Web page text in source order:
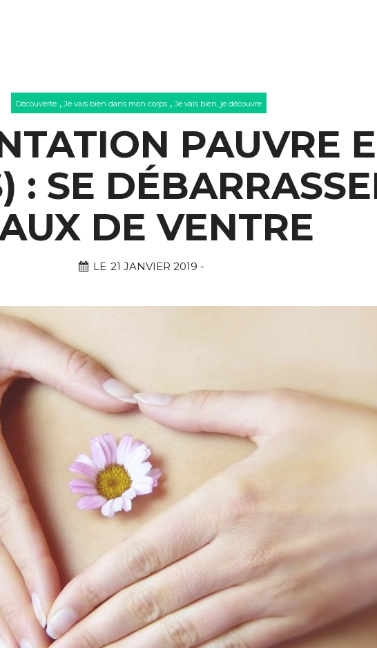
Découverte ,Je vais bien dans mon corps ,Je vais bien, je découvre
PAUVRE
: SE
DE VENTRE
LE 21 JANVIER 2019 -